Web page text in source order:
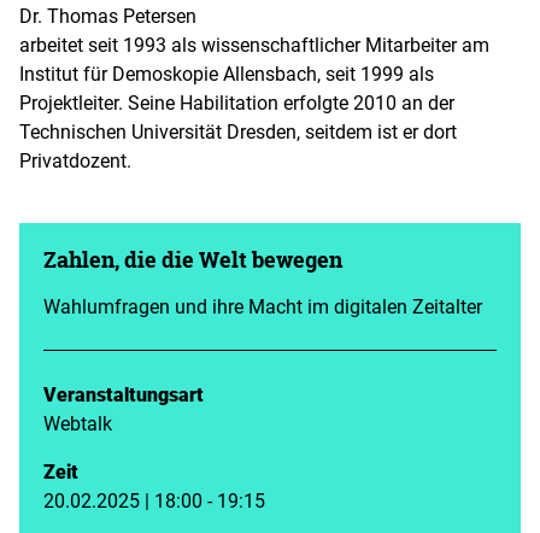
Dr. Thomas Petersen
arbeitet seit 1993 als wissenschaftlicher Mitarbeiter am
Institut für Demoskopie Allensbach, seit 1999 als
Projektleiter. Seine Habilitation erfolgte 2010 an der
Technischen Universität Dresden, seitdem ist er dort
Privatdozent.
Zahlen, die die Welt bewegen
Wahlumfragen und ihre Macht im digitalen Zeitalter
Veranstaltungsart
Webtalk
Zeit
20.02.2025 | 18:00 - 19:15